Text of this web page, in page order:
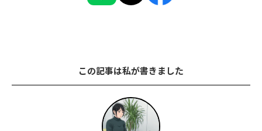
この記事は私が書きました